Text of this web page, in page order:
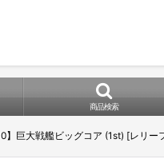
商品検索
】巨大戦艦ビッグコア (1st) [レリ